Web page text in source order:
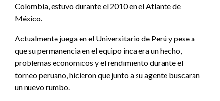
Colombia, estuvo durante el 2010 en el Atlante de
México.
Actualmente juega en el Universitario de Perú y pese a
que su permanencia en el equipo inca era un hecho,
problemas económicos y el rendimiento durante el
torneo peruano, hicieron que junto a su agente buscaran
un nuevo rumbo.